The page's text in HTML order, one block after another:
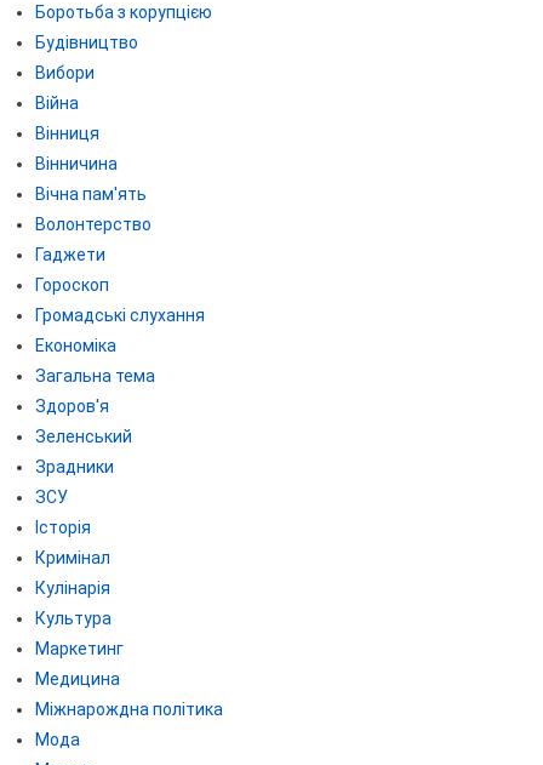
Боротьба з корупцією
Будівництво
Вибори
Війна
Вінниця
Вінничина
Вічна пам'ять
Волонтерство
Гаджети
Гороскоп
Громадські слухання
Економіка
Загальна тема
Здоров'я
Зеленський
Зрадники
ЗСУ
Історія
Кримінал
Кулінарія
Культура
Маркетинг
Медицина
Міжнарождна політика
Мода